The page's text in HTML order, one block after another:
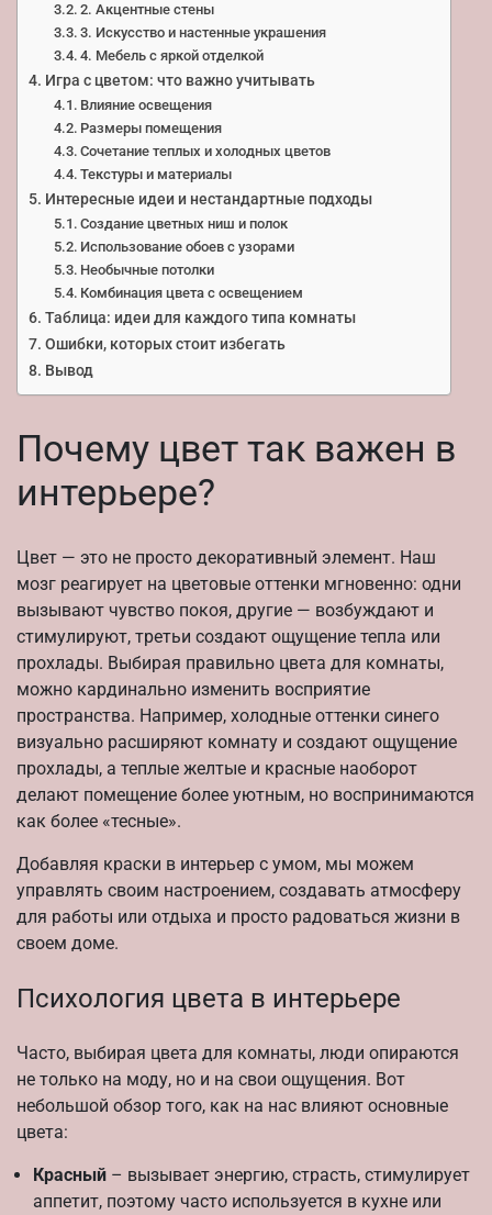
2. Акцентные стены
3. Искусство и настенные украшения
4. Мебель с яркой отделкой
Игра с цветом: что важно учитывать
Влияние освещения
Размеры помещения
Сочетание теплых и холодных цветов
Текстуры и материалы
Интересные идеи и нестандартные подходы
Создание цветных ниш и полок
Использование обоев с узорами
Необычные потолки
Комбинация цвета с освещением
Таблица: идеи для каждого типа комнаты
Ошибки, которых стоит избегать
Вывод
Почему цвет так важен в
интерьере?
Цвет — это не просто декоративный элемент. Наш
мозг реагирует на цветовые оттенки мгновенно: одни
вызывают чувство покоя, другие — возбуждают и
стимулируют, третьи создают ощущение тепла или
прохлады. Выбирая правильно цвета для комнаты,
можно кардинально изменить восприятие
пространства. Например, холодные оттенки синего
визуально расширяют комнату и создают ощущение
прохлады, а теплые желтые и красные наоборот
делают помещение более уютным, но воспринимаются
как более «тесные».
Добавляя краски в интерьер с умом, мы можем
управлять своим настроением, создавать атмосферу
для работы или отдыха и просто радоваться жизни в
своем доме.
Психология цвета в интерьере
Часто, выбирая цвета для комнаты, люди опираются
не только на моду, но и на свои ощущения. Вот
небольшой обзор того, как на нас влияют основные
цвета:
Красный – вызывает энергию, страсть, стимулирует
аппетит, поэтому часто используется в кухне или